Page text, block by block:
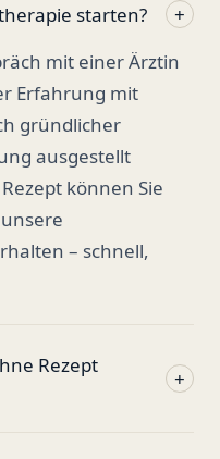
starten?
+
mit einer Ärztin
Erfahrung mit
gründlicher
ausgestellt
können Sie
– schnell,
Rezept
+